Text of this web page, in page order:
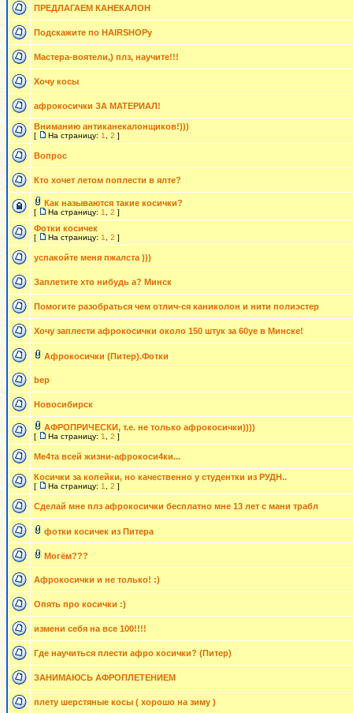
ПРЕДЛАГАЕМ КАНЕКАЛОН
Подскажите по HAIRSHOPу
Мастера-воятели,) плз, научите!!!
Хочу косы
афрокосички ЗА МАТЕРИАЛ!
Вниманию антиканекалонщиков!)))
[ На страницу: 1 2 ]
Вопрос
Кто хочет летом поплести в ялте?
Как называются такие косички?
[ На страницу: 1 2 ]
Фотки косичек
[ На страницу: 1 2 ]
успакойте меня пжалста )))
Заплетите хто нибудь а? Минск
Помогите разобраться чем отлич-ся каниколон и нити полиэстер
Хочу заплести афрокосички около 150 штук за 60уе в Минске!
Афрокосички (Питер).Фотки
bep
Новосибирск
АФРОПРИЧЕСКИ, т.е. не только афрокосички))))
[ На страницу: 1 2 ]
Ме4та всей жизни-афрокоси4ки...
Косички за копейки, но качественно у студентки из РУДН..
[ На страницу: 1 2 ]
Cделай мне плз афрокосички бесплатно мне 13 лет с мани трабл
фотки косичек из Питера
Могём???
Афрокосички и не только! :)
Опять про косички :)
измени себя на все 100!!!!
Где научиться плести афро косички? (Питер)
ЗАНИМАЮСЬ АФРОПЛЕТЕНИЕМ
плету шерстяные косы ( хорошо на зиму )